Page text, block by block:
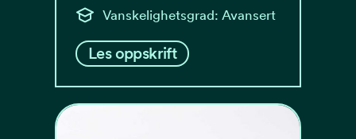
Vanskelighetsgrad: Avansert
Les oppskrift